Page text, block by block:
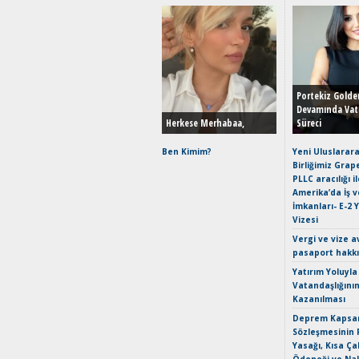
Herkese Merhabaa,
Ben Kimim?
Portekiz
Devamında
Süreci
Yeni
Birliğimiz
PLLC aracılığı
Amerika’da İş
İmkanları- E-2
Vizesi
Vergi ve vize
pasaport
Yatırım
Vatandaşlığının
Kazanılması
Deprem
Sözleşmesinin
Yasağı, Kısa